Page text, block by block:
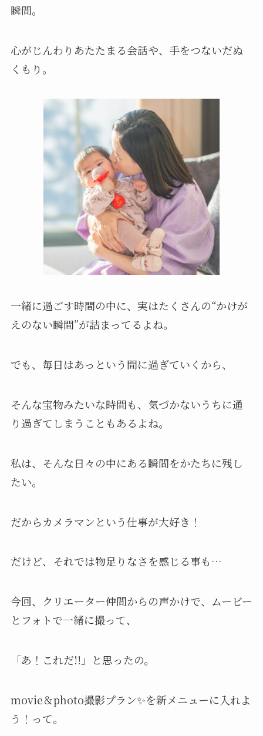
瞬間。
心がじんわりあたたまる会話や、手をつないだぬ
くもり。
一緒に過ごす時間の中に、実はたくさんの“かけが
えのない瞬間”が詰まってるよね。
でも、毎日はあっという間に過ぎていくから、
そんな宝物みたいな時間も、気づかないうちに通
り過ぎてしまうこともあるよね。
私は、そんな日々の中にある瞬間をかたちに残し
たい。
だからカメラマンという仕事が大好き！
だけど、それでは物足りなさを感じる事も…
今回、クリエーター仲間からの声かけで、ムービー
とフォトで一緒に撮って、
「あ！これだ!!」と思ったの。
movie＆photo撮影プラン✨を新メニューに入れよ
う！って。